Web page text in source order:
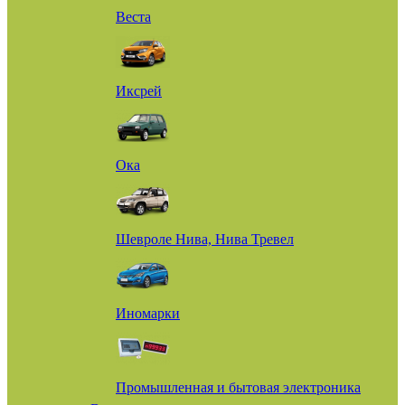
Веста
Иксрей
Ока
Шевроле Нива, Нива Тревел
Иномарки
Промышленная и бытовая электроника